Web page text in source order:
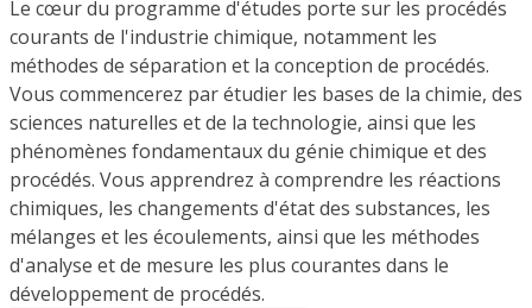
Le cœur du programme d'études porte sur les procédés
courants de l'industrie chimique, notamment les
méthodes de séparation et la conception de procédés.
Vous commencerez par étudier les bases de la chimie, des
sciences naturelles et de la technologie, ainsi que les
phénomènes fondamentaux du génie chimique et des
procédés. Vous apprendrez à comprendre les réactions
chimiques, les changements d'état des substances, les
mélanges et les écoulements, ainsi que les méthodes
d'analyse et de mesure les plus courantes dans le
développement de procédés.